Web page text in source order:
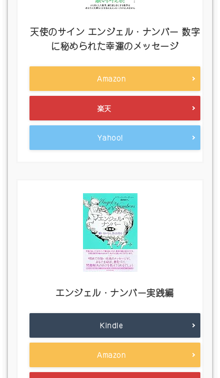
天使のサイン エンジェル・ナンバー 数字
に秘められた幸運のメッセージ
Amazon
楽天
Yahoo!
エンジェル・ナンバー実践編
Kindle
Amazon